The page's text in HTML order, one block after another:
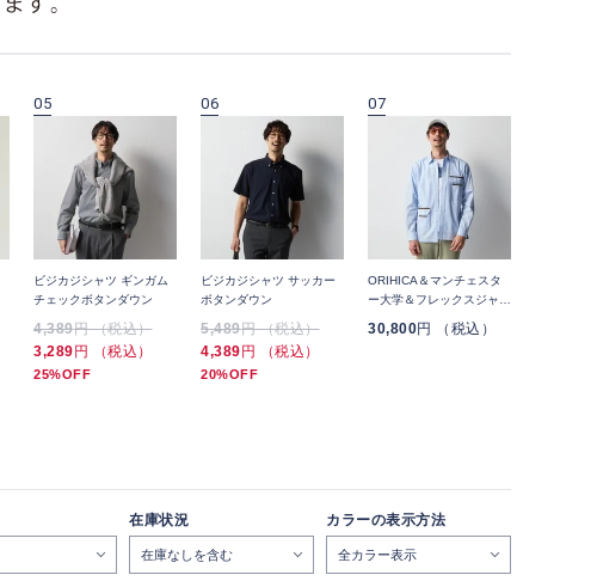
05
ビジカジシャツ ギンガム
チェックボタンダウン
4,389円 （税込）
3,289 円 （税込）
25%OFF
06
ビジカジシャツ サッカー
ボタンダウン
5,489円 （税込）
4,389 円 （税込）
20%OFF
07
ORIHICA＆マンチェスタ
ー大学＆フレックスジャパ
ンフォードさんデザイン
30,800円 （税込）
在庫状況 カラーの表示方法